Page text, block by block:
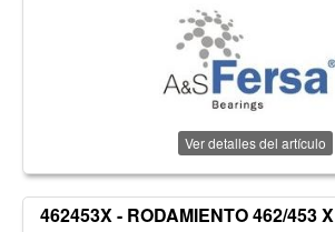
Ver detalles del artículo
462453X - RODAMIENTO 462/453 X